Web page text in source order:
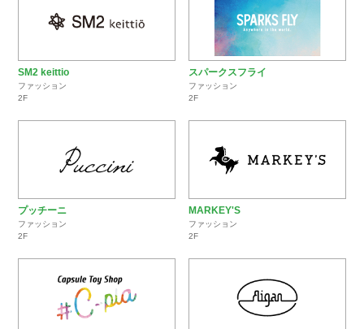
SM2 keittio
ファッション
2F
スパークスフライ
ファッション
2F
プッチーニ
ファッション
2F
MARKEY'S
ファッション
2F